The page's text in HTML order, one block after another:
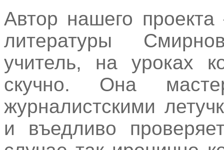
Автор нашего проекта
литературы
учитель, на уроках
скучно. Она
журналистскими
и въедливо